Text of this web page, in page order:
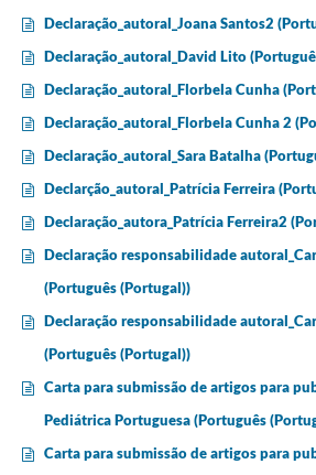
Declaração_autoral_Joana Santos2
Declaração_autoral_David Lito
Declaração_autoral_Florbela Cunha
Declaração_autoral_Florbela Cunha 2
Declaração_autoral_Sara Batalha
Declarção_autoral_Patrícia Ferreira
Declaração_autora_Patrícia Ferreira2
Declaração responsabilidade
(Português (Portugal))
Declaração responsabilidade
(Português (Portugal))
Carta para submissão de artigos para
Pediátrica Portuguesa (Português
Carta para submissão de artigos para